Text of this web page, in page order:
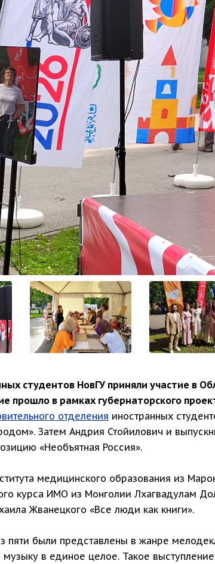
студентов НовГУ приняли участие в
прошло в рамках губернаторского
отделения иностранных
Затем Андрия Стойилович и
«Необъятная Россия».
медицинского образования из
курса ИМО из Монголии Лхагвадулам
Жванецкого «Все люди как книги».
пяти были представлены в жанре
в единое целое. Такое